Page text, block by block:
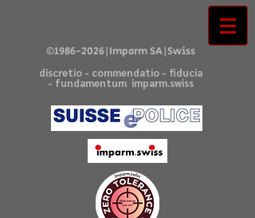
©1986-2026|Imparm SA|Swiss
discretio - commendatio - fiducia
- fundamentum imparm.swiss